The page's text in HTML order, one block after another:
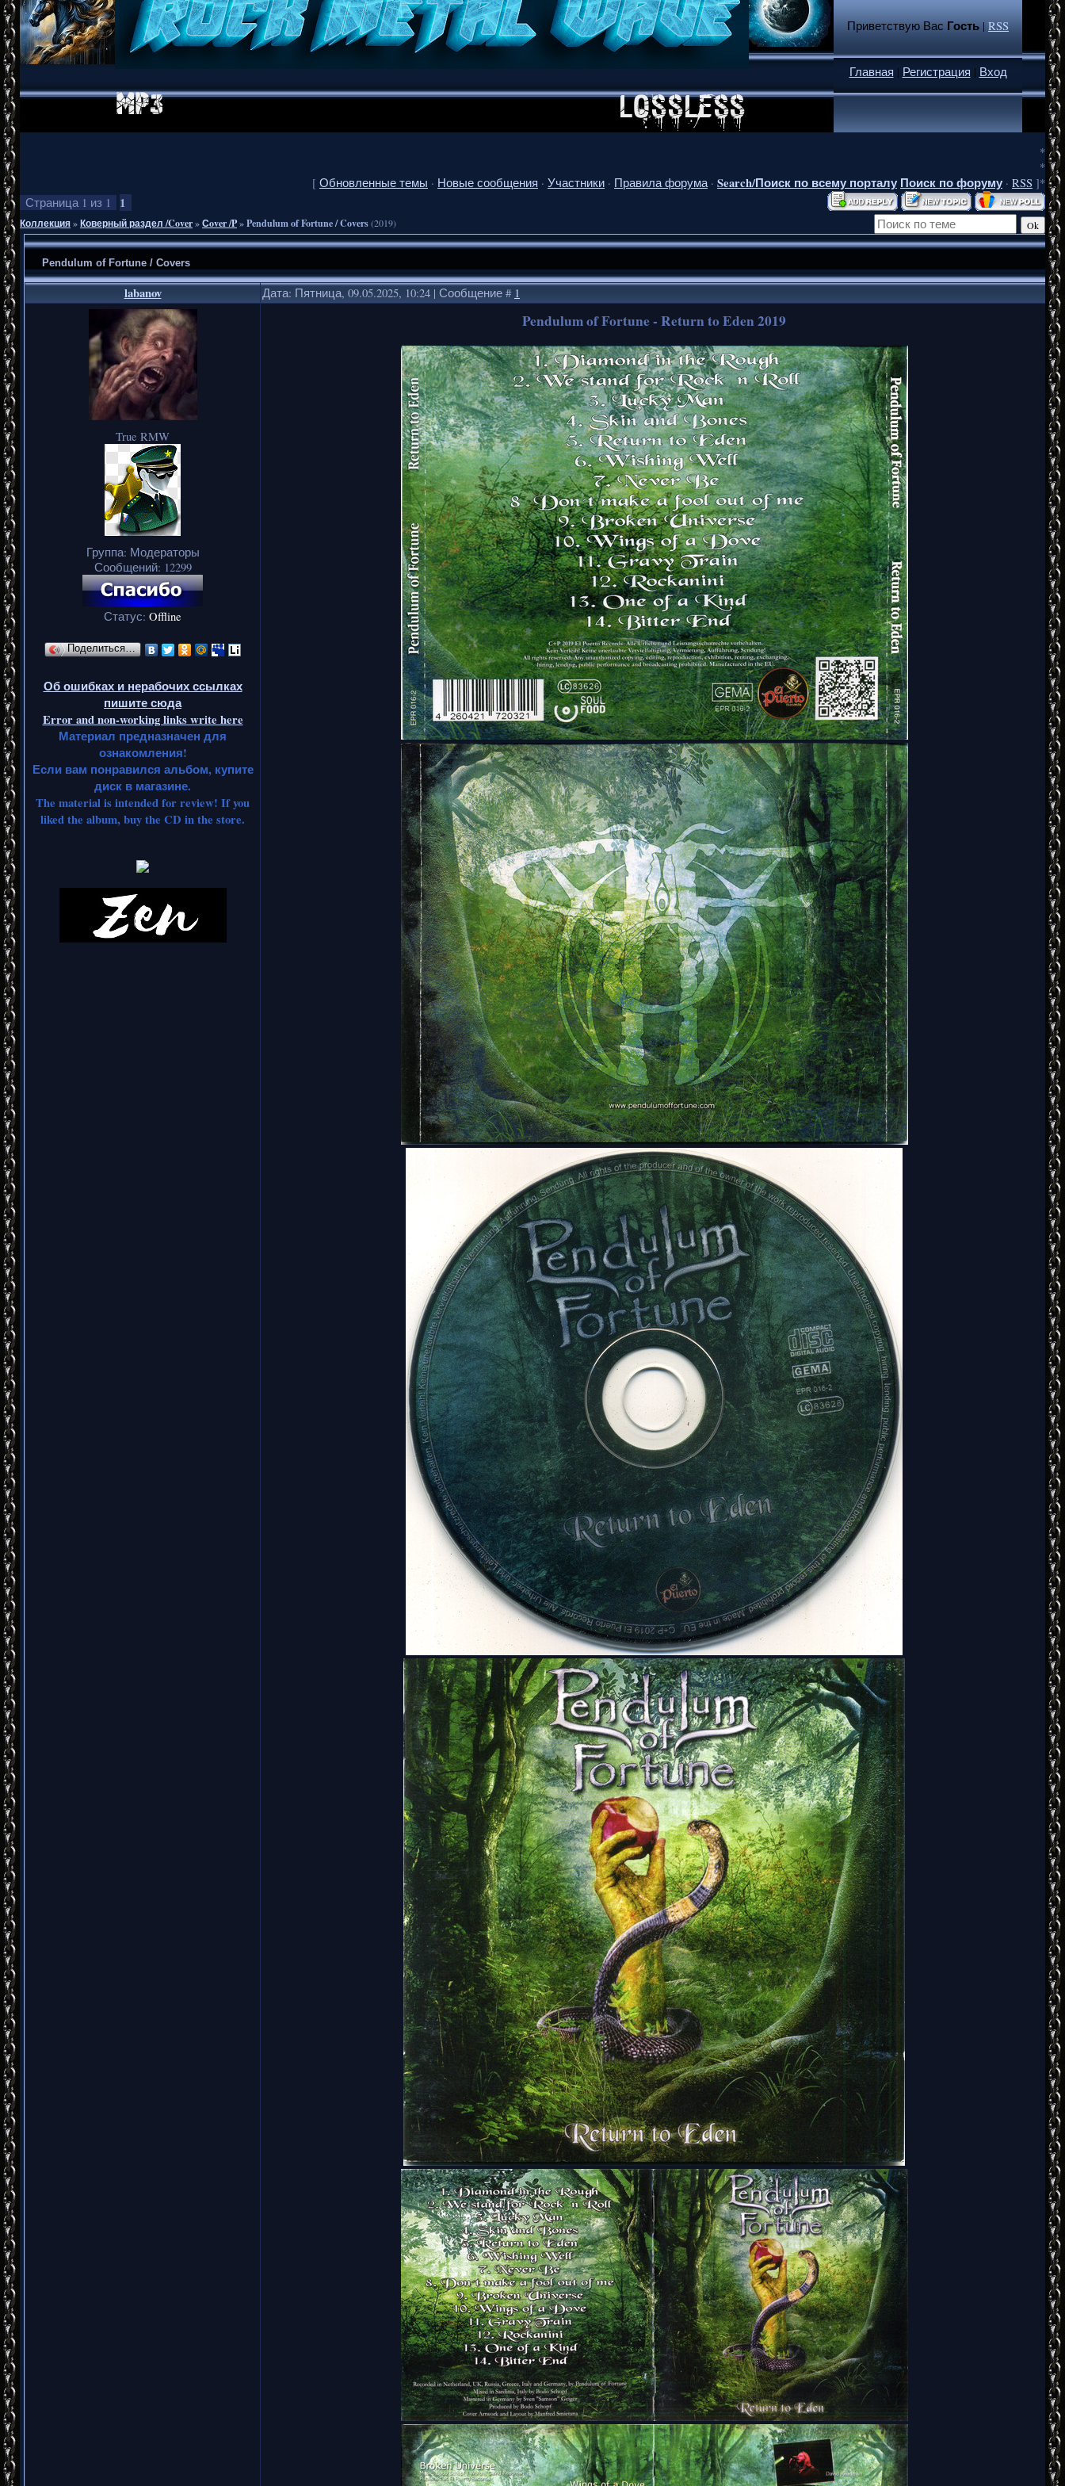
Приветствую Вас Гость|RSS
Главная | Регистрация | Вход
*
*
[ Обновленные темы · Новые сообщения · Участники · Правила форума · Search/Поиск по всему порталу Поиск по форуму · RSS ]*
Страница 1 из 1 1
Коллекция»Коверный раздел /Cover»Сover /P»Pendulum of Fortune / Covers(2019)
Pendulum of Fortune / Covers
labanov Дата: Пятница, 09.05.2025, 10:24 | Сообщение # 1
True RMW
Группа: Модераторы
Сообщений: 12299
Статус: Offline
Поделиться…
Об ошибках и нерабочих ссылках
пишите сюда
Error and non-working links write here
Материал предназначен для
ознакомления!
Если вам понравился альбом, купите
диск в магазине.
The material is intended for review! If you
liked the album, buy the CD in the store.
Pendulum of Fortune - Return to Eden 2019